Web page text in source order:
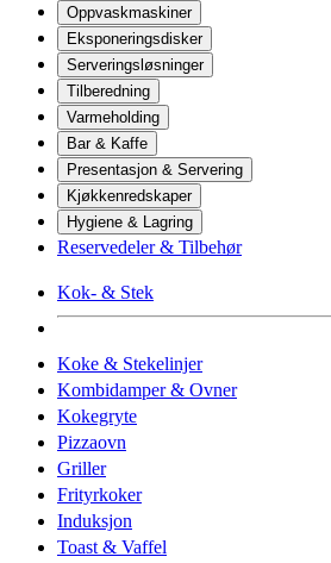
Oppvaskmaskiner
Eksponeringsdisker
Serveringsløsninger
Tilberedning
Varmeholding
Bar & Kaffe
Presentasjon & Servering
Kjøkkenredskaper
Hygiene & Lagring
Reservedeler & Tilbehør
Kok- & Stek
Koke & Stekelinjer
Kombidamper & Ovner
Kokegryte
Pizzaovn
Griller
Frityrkoker
Induksjon
Toast & Vaffel